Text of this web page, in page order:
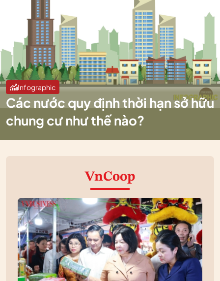
Infographic
Các nước quy định thời hạn sở hữu
chung cư như thế nào?
VnCoop